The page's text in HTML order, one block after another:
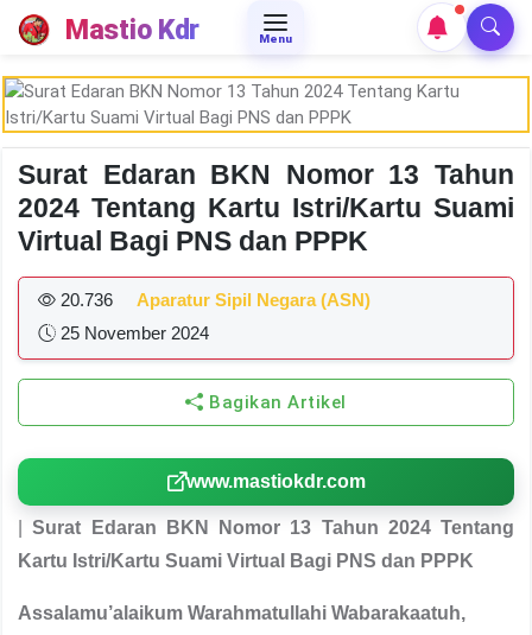
Mastio Kdr Menu
Surat Edaran BKN Nomor 13 Tahun
2024 Tentang Kartu Istri/Kartu Suami
Virtual Bagi PNS dan PPPK
20.736
Aparatur Sipil Negara (ASN)
25 November 2024
Bagikan Artikel
www.mastiokdr.com
|Surat Edaran BKN Nomor 13 Tahun 2024 Tentang
Kartu Istri/Kartu Suami Virtual Bagi PNS dan PPPK
Assalamu’alaikum Warahmatullahi Wabarakaatuh,